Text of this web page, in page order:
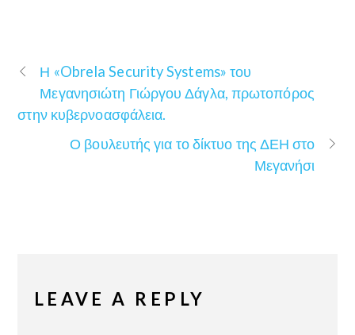
Η «Obrela Security Systems» του
Μεγανησιώτη Γιώργου Δάγλα, πρωτοπόρος
στην κυβερνοασφάλεια.
Ο βουλευτής για το δίκτυο της ΔΕΗ στο
Μεγανήσι
LEAVE A REPLY